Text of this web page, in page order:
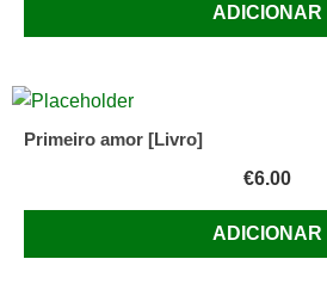
ADICIONAR
Primeiro amor [Livro]
€6.00
ADICIONAR